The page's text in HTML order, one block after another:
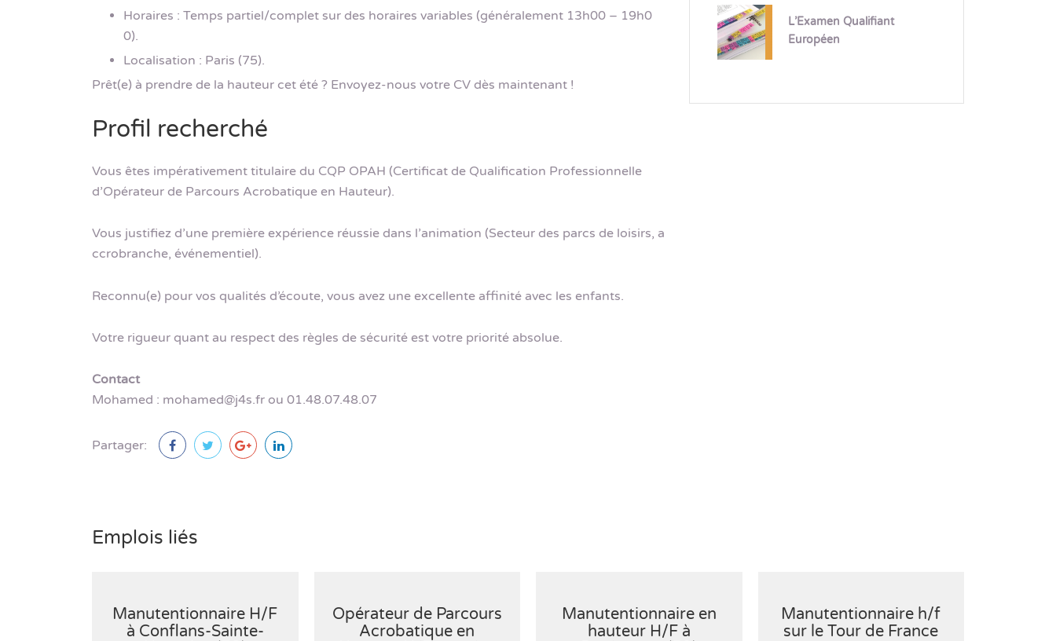
Horaires : Temps partiel/complet sur des horaires variables (généralement 13h00 – 19h0
0).
Localisation : Paris (75).
Prêt(e) à prendre de la hauteur cet été ? Envoyez-nous votre CV dès maintenant !
Profil recherché
Vous êtes impérativement titulaire du CQP OPAH (Certificat de Qualification Professionnelle
d’Opérateur de Parcours Acrobatique en Hauteur).
Vous justifiez d’une première expérience réussie dans l’animation (Secteur des parcs de loisirs, a
ccrobranche, événementiel).
Reconnu(e) pour vos qualités d’écoute, vous avez une excellente affinité avec les enfants.
Votre rigueur quant au respect des règles de sécurité est votre priorité absolue.
Contact
Mohamed : mohamed@j4s.fr ou 01.48.07.48.07
Partager:
L’Examen Qualifiant
Européen
Emplois liés
Manutentionnaire H/F
à Conflans-Sainte-
Opérateur de Parcours
Acrobatique en
Manutentionnaire en
hauteur H/F à
Manutentionnaire h/f
sur le Tour de France